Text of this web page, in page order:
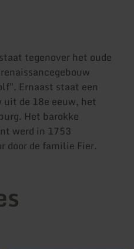
tegenover het oude
Ernaast staat een
uit de 18e eeuw, het
Het barokke
werd in 1753
door de familie Fier.